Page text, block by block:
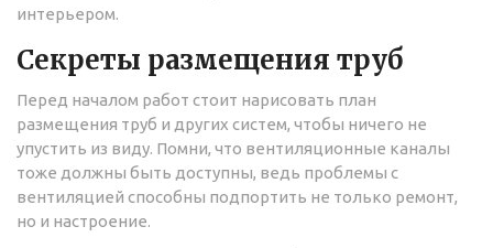
интерьером.
Секреты размещения труб
Перед началом работ стоит нарисовать план
размещения труб и других систем, чтобы ничего не
упустить из виду. Помни, что вентиляционные каналы
тоже должны быть доступны, ведь проблемы с
вентиляцией способны подпортить не только ремонт,
но и настроение.